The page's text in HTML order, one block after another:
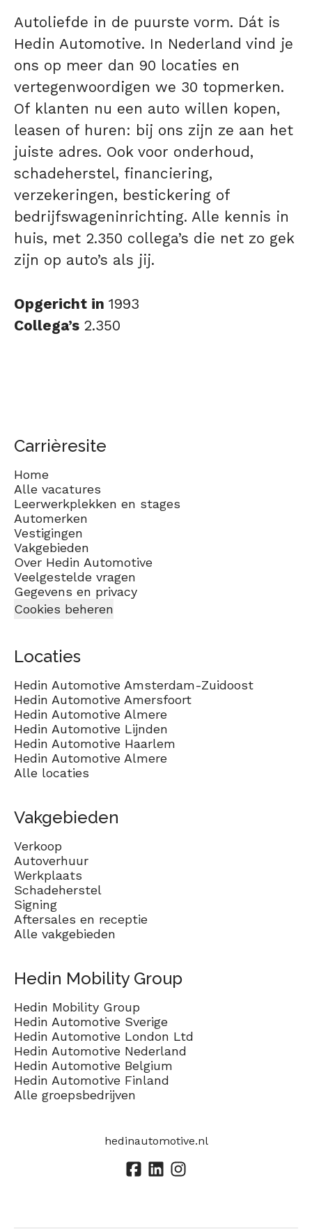
Autoliefde in de puurste vorm. Dát is
Hedin Automotive. In Nederland vind je
ons op meer dan 90 locaties en
vertegenwoordigen we 30 topmerken.
Of klanten nu een auto willen kopen,
leasen of huren: bij ons zijn ze aan het
juiste adres. Ook voor onderhoud,
schadeherstel, financiering,
verzekeringen, bestickering of
bedrijfswageninrichting. Alle kennis in
huis, met 2.350 collega’s die net zo gek
zijn op auto’s als jij.
Opgericht in 1993
Collega’s 2.350
Carrièresite
Home
Alle vacatures
Leerwerkplekken en stages
Automerken
Vestigingen
Vakgebieden
Over Hedin Automotive
Veelgestelde vragen
Gegevens en privacy
Cookies beheren
Locaties
Hedin Automotive Amsterdam-Zuidoost
Hedin Automotive Amersfoort
Hedin Automotive Almere
Hedin Automotive Lijnden
Hedin Automotive Haarlem
Hedin Automotive Almere
Alle locaties
Vakgebieden
Verkoop
Autoverhuur
Werkplaats
Schadeherstel
Signing
Aftersales en receptie
Alle vakgebieden
Hedin Mobility Group
Hedin Mobility Group
Hedin Automotive Sverige
Hedin Automotive London Ltd
Hedin Automotive Nederland
Hedin Automotive Belgium
Hedin Automotive Finland
Alle groepsbedrijven
hedinautomotive.nl